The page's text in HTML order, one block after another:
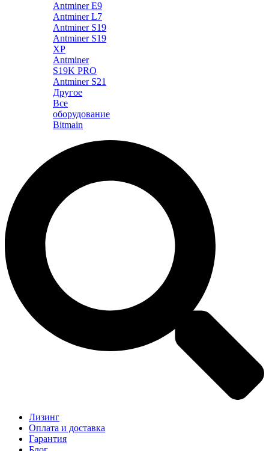
Antminer E9
Antminer L7
Antminer S19
Antminer S19
XP
Antminer
S19K PRO
Antminer S21
Другое
Все
оборудование
Bitmain
Лизинг
Оплата и доставка
Гарантия